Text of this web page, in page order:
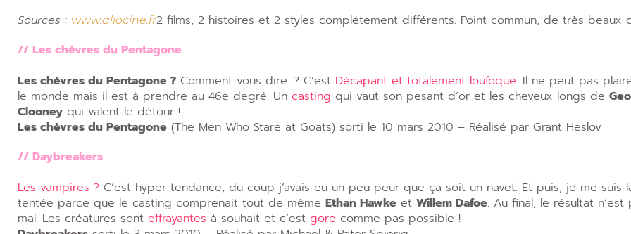
Sources : www.allocine.fr2 films, 2 histoires et 2 styles complétement différents. Point commun, de très beaux
// Les chèvres du Pentagone
Les chèvres du Pentagone ? Comment vous dire…? C’est Décapant et totalement loufoque. Il ne peut pas
le monde mais il est à prendre au 46e degré. Un casting qui vaut son pesant d’or et les cheveux longs de
Clooney qui valent le détour !
Les chèvres du Pentagone (The Men Who Stare at Goats) sorti le 10 mars 2010 – Réalisé par Grant Heslov
// Daybreakers
Les vampires ? C’est hyper tendance, du coup j’avais eu un peu peur que ça soit un navet. Et puis, je me suis
tentée parce que le casting comprenait tout de même Ethan Hawke et Willem Dafoe. Au final, le résultat
mal. Les créatures sont effrayantes à souhait et c’est gore comme pas possible !